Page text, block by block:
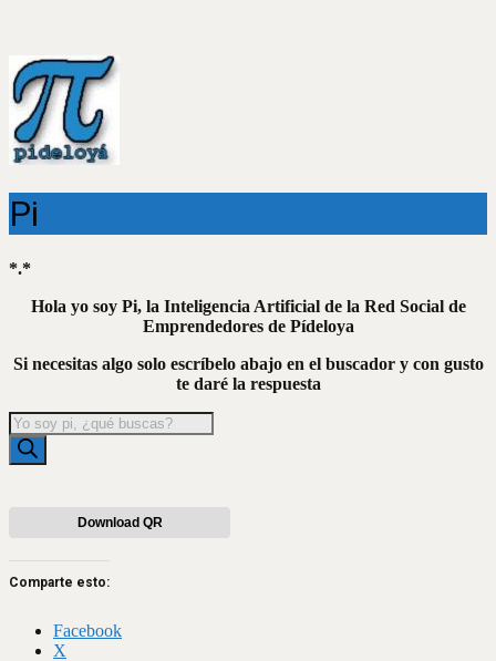
Pi
*.*
Hola yo soy Pi, la Inteligencia Artificial de la Red Social de
Emprendedores de Pídeloya
Si necesitas algo solo escríbelo abajo en el buscador y con gusto
te daré la respuesta
Búsqueda
de
productos
Download QR
Comparte esto:
Facebook
X